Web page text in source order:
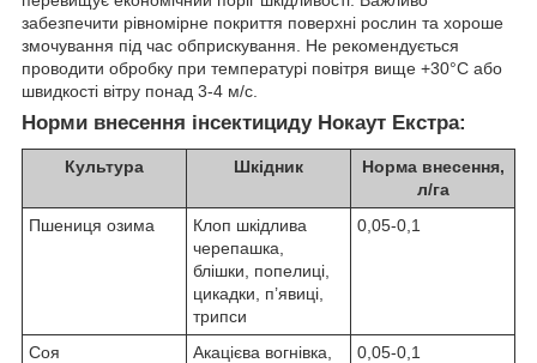
забезпечити рівномірне покриття поверхні рослин та хороше
змочування під час обприскування. Не рекомендується
проводити обробку при температурі повітря вище +30°C або
швидкості вітру понад 3-4 м/с.
Норми внесення інсектициду Нокаут Екстра:
Культура Шкідник
Норма внесення,
л/га
Пшениця озима
Клоп шкідлива
черепашка,
блішки, попелиці,
цикадки, п’явиці,
трипси
0,05-0,1
Соя
Акацієва вогнівка,
0,05-0,1